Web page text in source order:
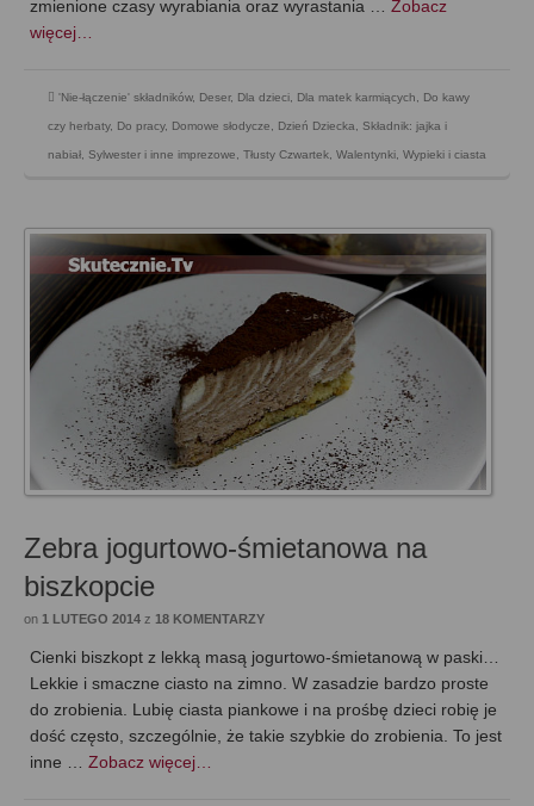
zmienione czasy wyrabiania oraz wyrastania … Zobacz
więcej…
'Nie-łączenie' składników, Deser, Dla dzieci Dla matek karmiących Do kawy
czy herbaty, Do pracy, Domowe słodycze Dzień Dziecka Składnik: jajka i
nabiał Sylwester i inne imprezowe Tłusty Czwartek Walentynki Wypieki i ciasta
Zebra jogurtowo-śmietanowa na
biszkopcie
on 1 LUTEGO 2014 z 18 KOMENTARZY
Cienki biszkopt z lekką masą jogurtowo-śmietanową w paski…
Lekkie i smaczne ciasto na zimno. W zasadzie bardzo proste
do zrobienia. Lubię ciasta piankowe i na prośbę dzieci robię je
dość często, szczególnie, że takie szybkie do zrobienia. To jest
inne … Zobacz więcej…